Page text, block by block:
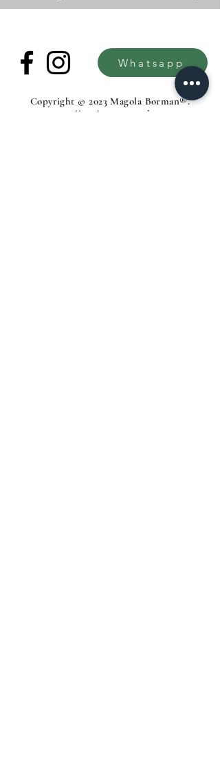
Whatsapp
Copyright © 2023 Magola Borman®.
All rights reserved.